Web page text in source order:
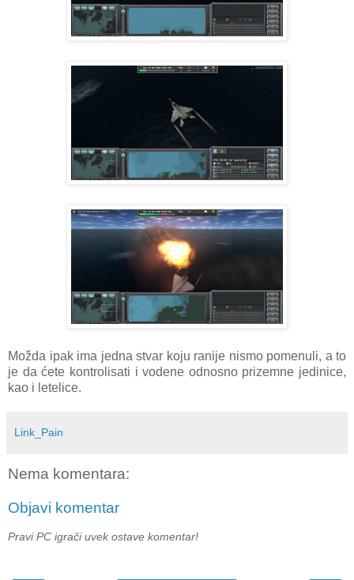
Možda ipak ima jedna stvar koju ranije nismo pomenuli, a to
je da ćete kontrolisati i vodene odnosno prizemne jedinice,
kao i letelice.
Link_Pain
Nema komentara:
Objavi komentar
Pravi PC igrači uvek ostave komentar!